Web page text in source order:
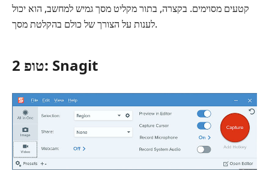
קטעים מסוימים. בקצרה, בתור מקליט מסך גמיש למחשב, הוא יכול
לענות על הצורך של כולם בהקלטת מסך.
טופ 2: Snagit